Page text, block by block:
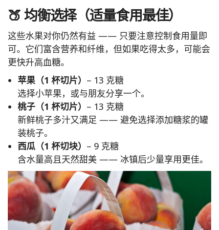
🍑 均衡选择（适量食用最佳）
这些水果对你仍然有益 —— 只要注意控制食用量即
可。它们富含营养和纤维，但如果吃得太多，可能会
更快升高血糖。
苹果（1 杯切片） – 13 克糖
选择小苹果，或与朋友分享一个。
桃子（1 杯切片） – 13 克糖
新鲜桃子多汁又满足 —— 避免选择添加糖浆的罐
装桃子。
西瓜（1 杯切块） – 9 克糖
含水量高且天然甜美 —— 冰镇后少量享用更佳。